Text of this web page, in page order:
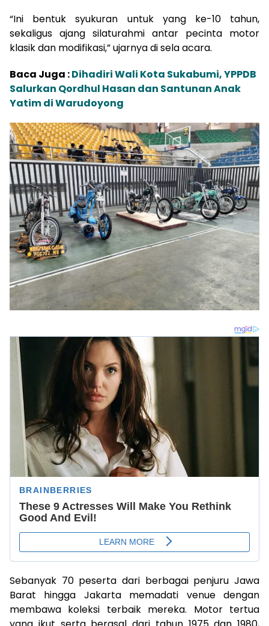
“Ini bentuk syukuran untuk yang ke-10 tahun,
sekaligus ajang silaturahmi antar pecinta motor
klasik dan modifikasi,” ujarnya di sela acara.
Baca Juga :Dihadiri Wali Kota Sukabumi, YPPDB
Salurkan Qordhul Hasan dan Santunan Anak
Yatim di Warudoyong
Sebanyak 70 peserta dari berbagai penjuru Jawa
Barat hingga Jakarta memadati venue dengan
membawa koleksi terbaik mereka. Motor tertua